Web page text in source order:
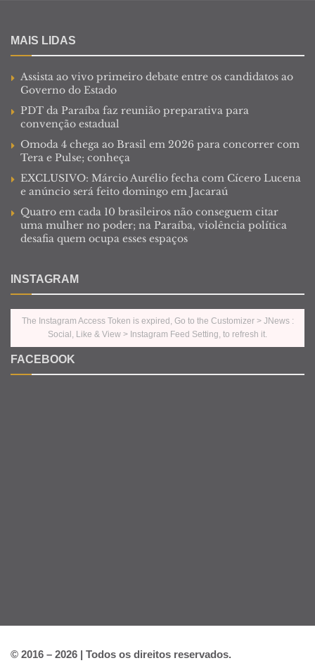
MAIS LIDAS
Assista ao vivo primeiro debate entre os candidatos ao
Governo do Estado
PDT da Paraíba faz reunião preparativa para
convenção estadual
Omoda 4 chega ao Brasil em 2026 para concorrer com
Tera e Pulse; conheça
EXCLUSIVO: Márcio Aurélio fecha com Cícero Lucena
e anúncio será feito domingo em Jacaraú
Quatro em cada 10 brasileiros não conseguem citar
uma mulher no poder; na Paraíba, violência política
desafia quem ocupa esses espaços
INSTAGRAM
The Instagram Access Token is expired, Go to the Customizer > JNews :
Social, Like & View > Instagram Feed Setting, to refresh it.
FACEBOOK
© 2016 – 2026 | Todos os direitos reservados.